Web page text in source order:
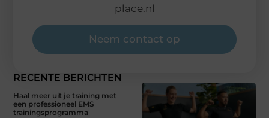
RECENTE BERICHTEN
Haal meer uit je training met
een professioneel EMS
trainingsprogramma
place.nl
Neem contact op